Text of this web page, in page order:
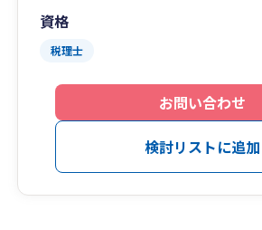
資格
税理士
お問い合わせ
検討リストに追加